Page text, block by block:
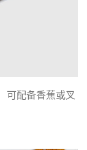
可配备香蕉或叉